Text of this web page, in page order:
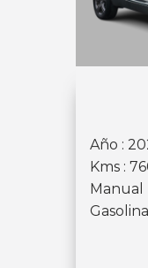
Año :
Kms :
Manual
Gasolina